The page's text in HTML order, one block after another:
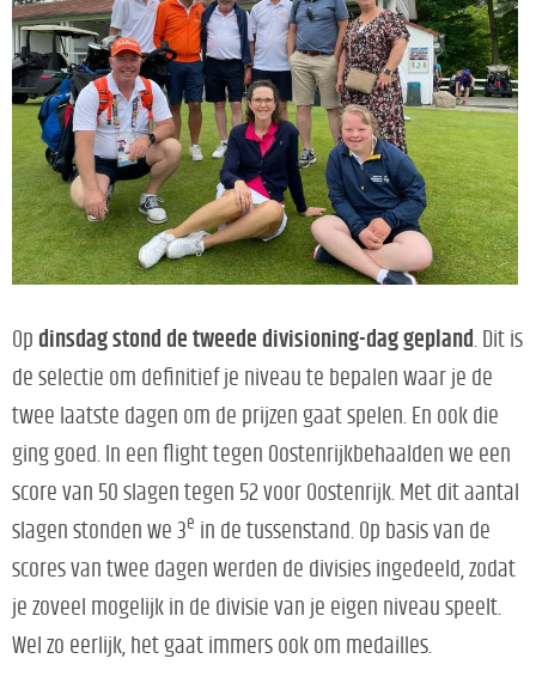
Op dinsdag stond de tweede divisioning-dag gepland . Dit is
de selectie om definitief je niveau te bepalen waar je de
twee laatste dagen om de prijzen gaat spelen. En ook die
ging goed. In een flight tegen Oostenrijkbehaalden we een
score van 50 slagen tegen 52 voor Oostenrijk. Met dit aantal
slagen stonden we 3e in de tussenstand. Op basis van de
scores van twee dagen werden de divisies ingedeeld, zodat
je zoveel mogelijk in de divisie van je eigen niveau speelt.
Wel zo eerlijk, het gaat immers ook om medailles.